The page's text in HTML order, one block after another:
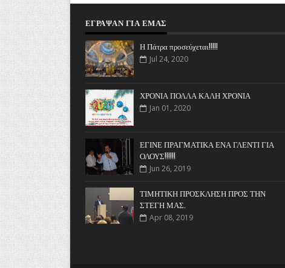
ΈΓΡΑΨΑΝ ΓΙΑ ΕΜΆΣ
Η Πάτρα προσεύχεται!!!!!
Jul 24, 2020
ΧΡΟΝΙΑ ΠΟΛΛΑ ΚΑΛΗ ΧΡΟΝΙΑ
Jan 01, 2020
ΕΓΙΝΕ ΠΡΑΓΜΑΤΙΚΑ ΕΝΑ ΓΛΕΝΤΙ ΓΙΑ
ΟΛΟΥΣ!!!!!!
Jun 26, 2019
ΤΙΜΗΤΙΚΗ ΠΡΟΣΚΛΗΣΗ ΠΡΟΣ ΤΗΝ
ΣΤΕΓΗ ΜΑΣ.
Apr 08, 2019